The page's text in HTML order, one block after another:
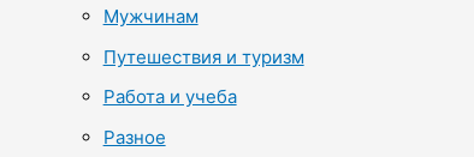
Мужчинам
Путешествия и туризм
Работа и учеба
Разное